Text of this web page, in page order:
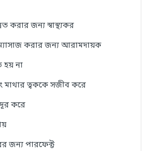
করার জন্য স্বাস্থ্যকর
করার জন্য আরামদায়ক
হয় না
মাথার ত্বককে সজীব করে
করে
জন্য পারফেক্ট